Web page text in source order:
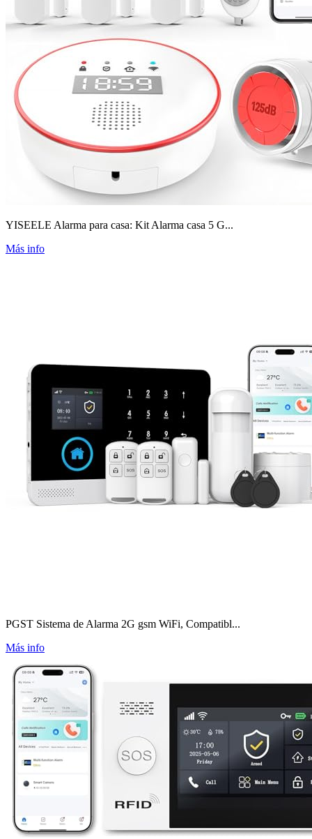
YISEELE Alarma para casa: Kit Alarma casa 5 G...
Más info
PGST Sistema de Alarma 2G gsm WiFi, Compatibl...
Más info